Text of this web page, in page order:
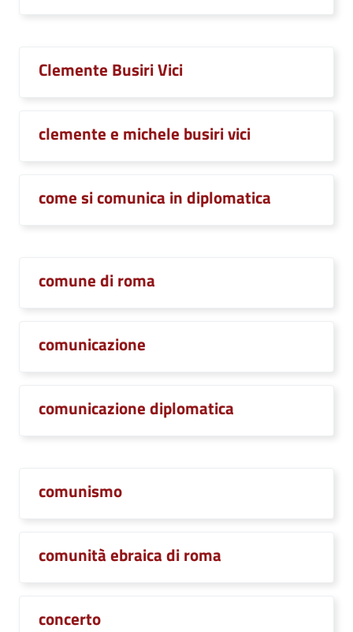
Clemente Busiri Vici
clemente e michele busiri vici
come si comunica in diplomatica
comune di roma
comunicazione
comunicazione diplomatica
comunismo
comunità ebraica di roma
concerto